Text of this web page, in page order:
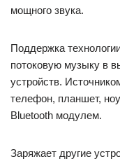
мощного звука.
Поддержка
потоковую музыку в
устройств.
телефон, планшет,
Bluetooth модулем.
Заряжает другие